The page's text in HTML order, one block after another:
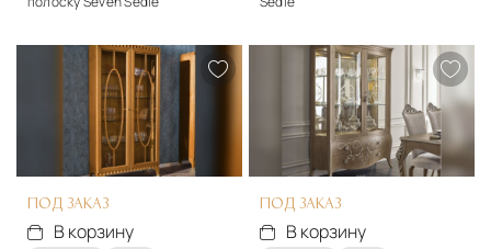
классический
Подробнее
Запросить цену
классический
Подробнее
Запросить цену
ПОД ЗАКАЗ
В корзину
ПОД ЗАКАЗ
В корзину